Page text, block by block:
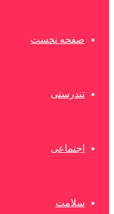
صفحه نخست
تندرستی
اجتماعی
سلامت